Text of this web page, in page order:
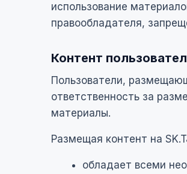
использование
правообладателя,
Контент
Пользователи,
ответственность за
материалы.
Размещая контент на
обладает всеми